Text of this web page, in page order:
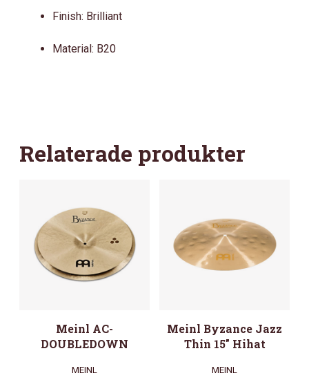
Finish: Brilliant
Material: B20
Relaterade produkter
Meinl AC-
DOUBLEDOWN
MEINL
Meinl Byzance Jazz
Thin 15″ Hihat
MEINL